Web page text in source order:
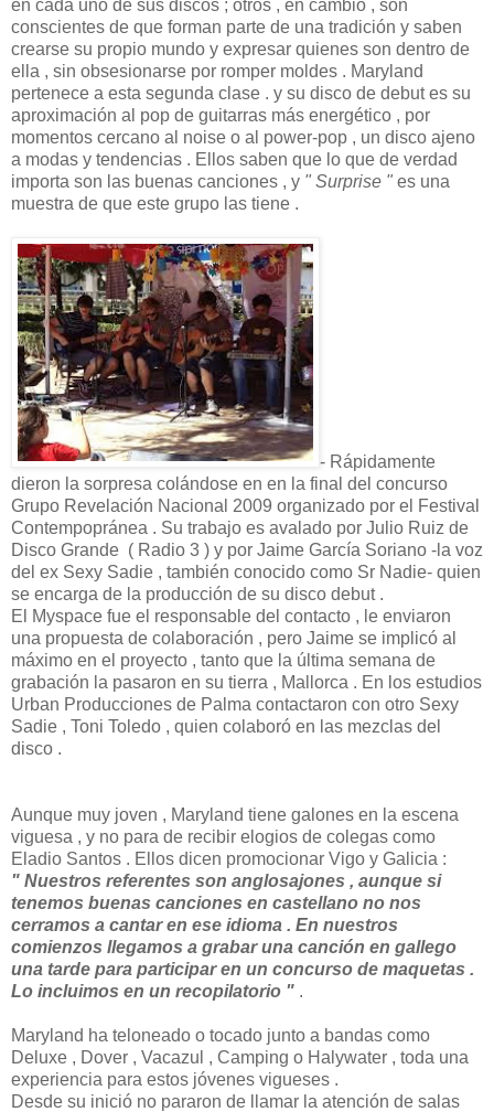
en cada uno de sus discos ; otros , en cambio , son
conscientes de que forman parte de una tradición y saben
crearse su propio mundo y expresar quienes son dentro de
ella , sin obsesionarse por romper moldes . Maryland
pertenece a esta segunda clase . y su disco de debut es su
aproximación al pop de guitarras más energético , por
momentos cercano al noise o al power-pop , un disco ajeno
a modas y tendencias . Ellos saben que lo que de verdad
importa son las buenas canciones , y " Surprise " es una
muestra de que este grupo las tiene .
- Rápidamente
dieron la sorpresa colándose en en la final del concurso
Grupo Revelación Nacional 2009 organizado por el Festival
Contempopránea . Su trabajo es avalado por Julio Ruiz de
Disco Grande ( Radio 3 ) y por Jaime García Soriano -la voz
del ex Sexy Sadie , también conocido como Sr Nadie- quien
se encarga de la producción de su disco debut .
El Myspace fue el responsable del contacto , le enviaron
una propuesta de colaboración , pero Jaime se implicó al
máximo en el proyecto , tanto que la última semana de
grabación la pasaron en su tierra , Mallorca . En los estudios
Urban Producciones de Palma contactaron con otro Sexy
Sadie , Toni Toledo , quien colaboró en las mezclas del
disco .
Aunque muy joven , Maryland tiene galones en la escena
viguesa , y no para de recibir elogios de colegas como
Eladio Santos . Ellos dicen promocionar Vigo y Galicia :
" Nuestros referentes son anglosajones , aunque si
tenemos buenas canciones en castellano no nos
cerramos a cantar en ese idioma . En nuestros
comienzos llegamos a grabar una canción en gallego
una tarde para participar en un concurso de maquetas .
Lo incluimos en un recopilatorio " .
Maryland ha teloneado o tocado junto a bandas como
Deluxe , Dover , Vacazul , Camping o Halywater , toda una
experiencia para estos jóvenes vigueses .
Desde su inició no pararon de llamar la atención de salas